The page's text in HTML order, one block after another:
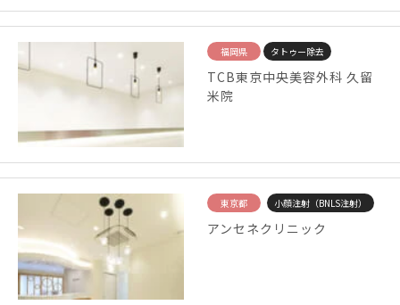
福岡県 タトゥー除去
TCB東京中央美容外科 久留
米院
東京都 小顔注射（BNLS注射）
アンセネクリニック